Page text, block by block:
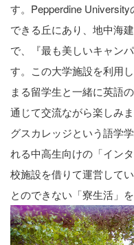
す。Pepperdine
できる丘にあり、地中海
で、『最も美しいキャン
す。この大学施設を利用
まる留学生と一緒に英語
通じて交流ながら楽しみ
グスカレッジという語学
れる中高生向けの「イン
校施設を借りて運営して
とのできない「寮生活」